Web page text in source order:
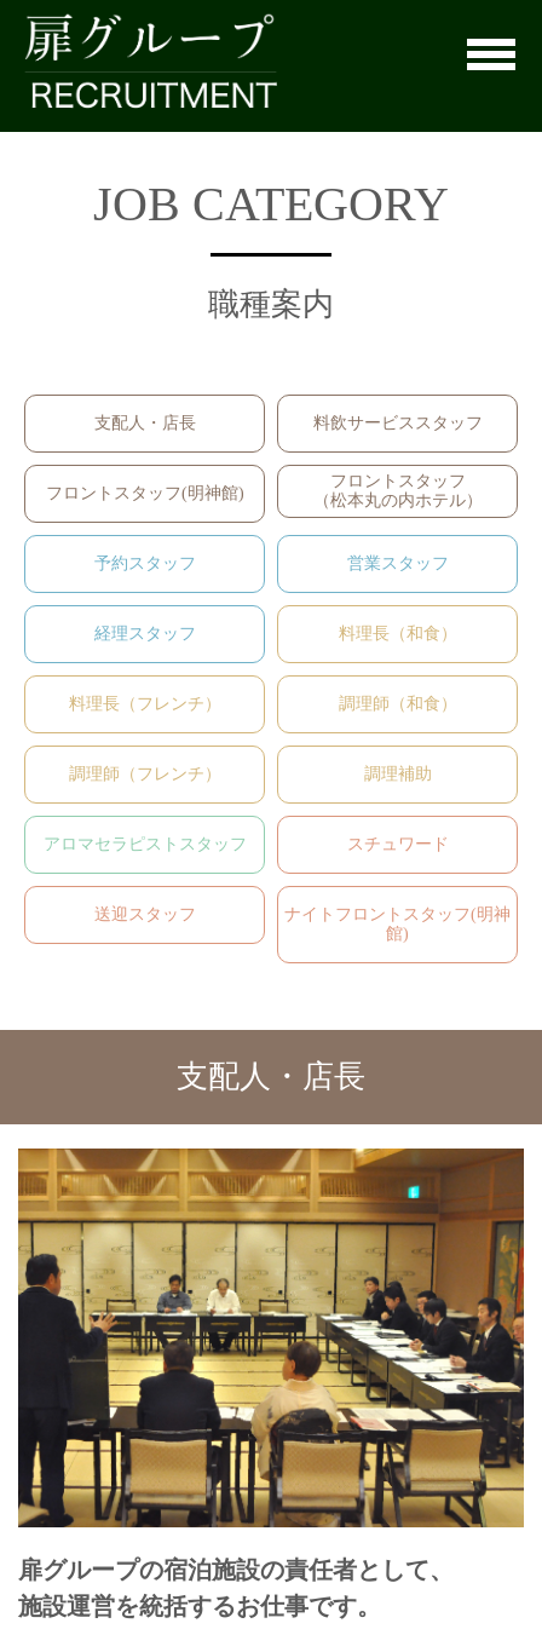
menu
JOB CATEGORY
職種案内
支配人・店長 料飲サービススタッフ
フロントスタッフ(明神館)
フロントスタッフ
（松本丸の内ホテル）
予約スタッフ 営業スタッフ
経理スタッフ 料理長（和食）
料理長（フレンチ） 調理師（和食）
調理師（フレンチ） 調理補助
アロマセラピストスタッフ スチュワード
送迎スタッフ
ナイトフロントスタッフ(明神
館)
支配人・店長
扉グループの宿泊施設の責任者として、
施設運営を統括するお仕事です。